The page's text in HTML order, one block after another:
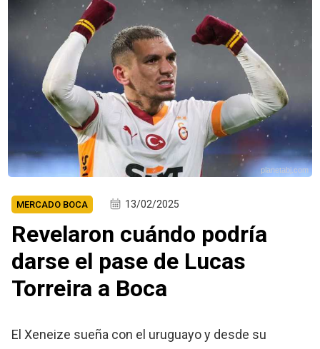
planetabj.com
MERCADO BOCA 13/02/2025
Revelaron cuándo podría
darse el pase de Lucas
Torreira a Boca
El Xeneize sueña con el uruguayo y desde su